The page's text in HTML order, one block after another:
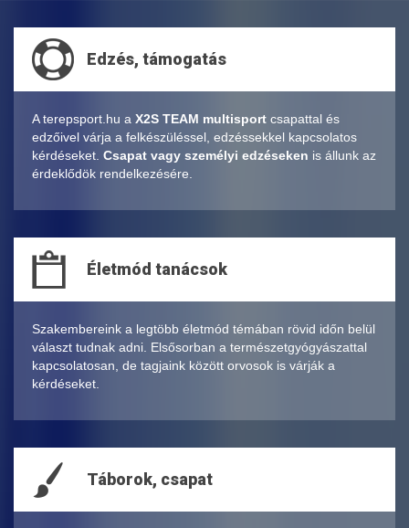
Edzés, támogatás
A terepsport.hu a X2S TEAM multisport csapattal és
edzőivel várja a felkészüléssel, edzéssekkel kapcsolatos
kérdéseket. Csapat vagy személyi edzéseken is állunk az
érdeklődök rendelkezésére.
Életmód tanácsok
Szakembereink a legtöbb életmód témában rövid időn belül
választ tudnak adni. Elsősorban a természetgyógyászattal
kapcsolatosan, de tagjaink között orvosok is várják a
kérdéseket.
Táborok, csapat